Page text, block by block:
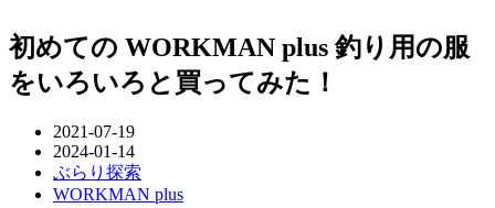
初めての WORKMAN plus 釣り用の服
をいろいろと買ってみた！
2021-07-19
2024-01-14
ぶらり探索
WORKMAN plus